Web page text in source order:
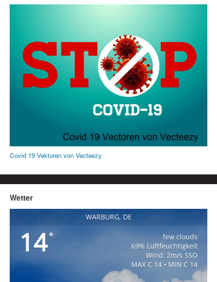
Covid 19 Vektoren von Vecteezy
Wetter
WARBURG, DE
14°
few clouds
69% Luftfeuchtigkeit
Wind: 2m/s SSO
MAX C 14 • MIN C 14